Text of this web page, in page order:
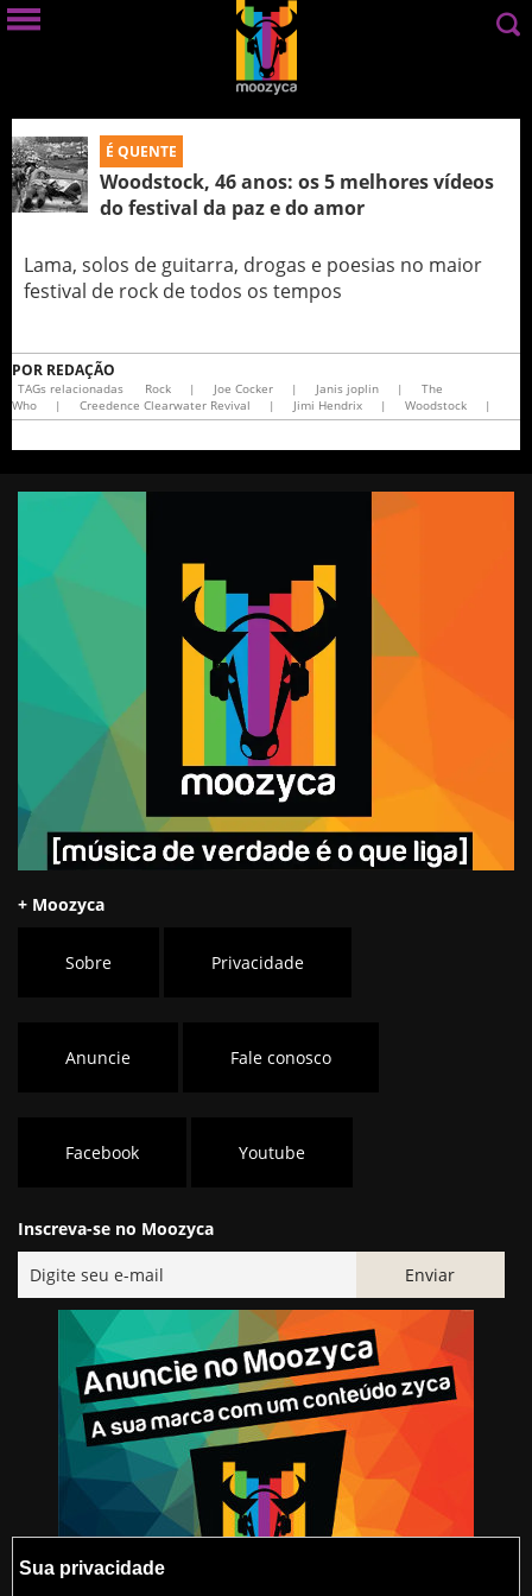
É QUENTE
Woodstock, 46 anos: os 5 melhores vídeos
do festival da paz e do amor
Lama, solos de guitarra, drogas e poesias no maior
festival de rock de todos os tempos
POR REDAÇÃO
TAGs relacionadas Rock | Joe Cocker | Janis joplin |
The
Who
| Creedence Clearwater Revival | Jimi Hendrix | Woodstock |
+ Moozyca
Sobre Privacidade
Anuncie Fale conosco
Facebook Youtube
Inscreva-se no Moozyca
Sua privacidade